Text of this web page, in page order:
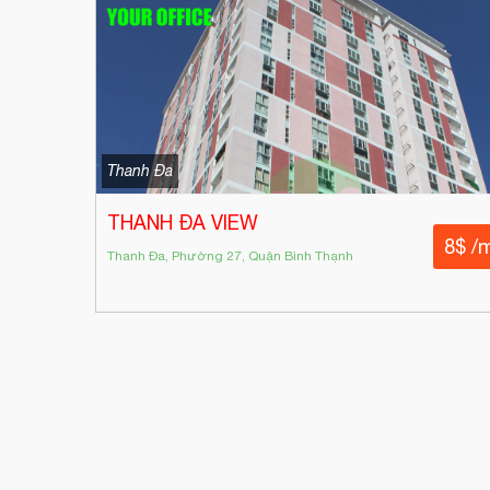
Thanh Đa
THANH ĐA VIEW
Thanh Đa, Phường 27, Quận Bình Thạnh 8$ /